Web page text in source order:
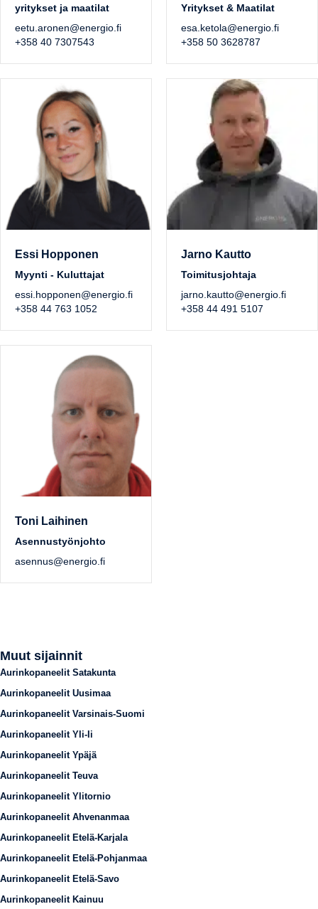
yritykset ja maatilat
eetu.aronen@energio.fi
+358 40 7307543
Yritykset & Maatilat
esa.ketola@energio.fi
+358 50 3628787
Essi Hopponen
Myynti - Kuluttajat
essi.hopponen@energio.fi
+358 44 763 1052
Jarno Kautto
Toimitusjohtaja
jarno.kautto@energio.fi
+358 44 491 5107
Toni Laihinen
Asennustyönjohto
asennus@energio.fi
Muut sijainnit
Aurinkopaneelit Satakunta
Aurinkopaneelit Uusimaa
Aurinkopaneelit Varsinais-Suomi
Aurinkopaneelit Yli-Ii
Aurinkopaneelit Ypäjä
Aurinkopaneelit Teuva
Aurinkopaneelit Ylitornio
Aurinkopaneelit Ahvenanmaa
Aurinkopaneelit Etelä-Karjala
Aurinkopaneelit Etelä-Pohjanmaa
Aurinkopaneelit Etelä-Savo
Aurinkopaneelit Kainuu